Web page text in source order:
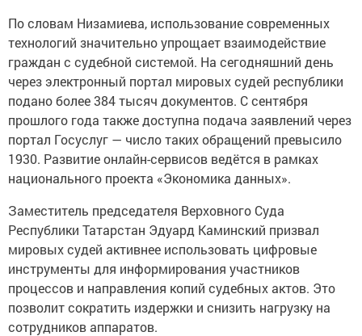
По словам Низамиева, использование современных
технологий значительно упрощает взаимодействие
граждан с судебной системой. На сегодняшний день
через электронный портал мировых судей республики
подано более 384 тысяч документов. С сентября
прошлого года также доступна подача заявлений через
портал Госуслуг — число таких обращений превысило
1930. Развитие онлайн-сервисов ведётся в рамках
национального проекта «Экономика данных».
Заместитель председателя Верховного Суда
Республики Татарстан Эдуард Каминский призвал
мировых судей активнее использовать цифровые
инструменты для информирования участников
процессов и направления копий судебных актов. Это
позволит сократить издержки и снизить нагрузку на
сотрудников аппаратов.